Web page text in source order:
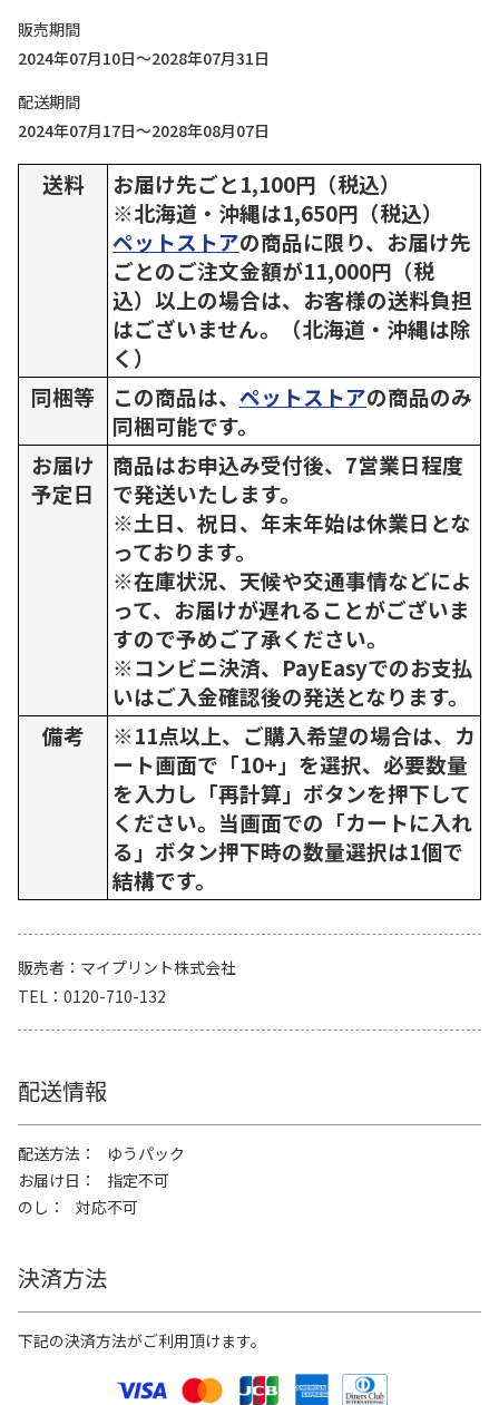
販売期間
2024年07月10日～2028年07月31日
配送期間
2024年07月17日～2028年08月07日
送料
お届け先ごと1,100円（税込）
※北海道・沖縄は1,650円（税込）
ペットストアの商品に限り、お届け先
ごとのご注文金額が11,000円（税
込）以上の場合は、お客様の送料負担
はございません。（北海道・沖縄は除
く）
同梱等
この商品は、 ペットストアの商品のみ
同梱可能です。
お届け
予定日
商品はお申込み受付後、7営業日程度
で発送いたします。
※土日、祝日、年末年始は休業日とな
っております。
※在庫状況、天候や交通事情などによ
って、お届けが遅れることがございま
すので予めご了承ください。
※コンビニ決済、PayEasyでのお支払
いはご入金確認後の発送となります。
備考
※11点以上、ご購入希望の場合は、カ
ート画面で「10+」を選択、必要数量
を入力し「再計算」ボタンを押下して
ください。当画面での「カートに入れ
る」ボタン押下時の数量選択は1個で
結構です。
販売者
マイプリント株式会社
TEL
0120-710-132
配送情報
配送方法
ゆうパック
お届け日
指定不可
のし
対応不可
決済方法
下記の決済方法がご利用頂けます。